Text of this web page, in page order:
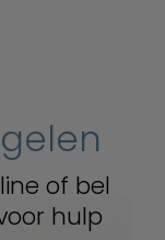
of bel
hulp